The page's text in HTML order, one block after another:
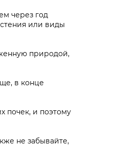
через год
или виды
природой,
в конце
почек, и поэтому
не забывайте,